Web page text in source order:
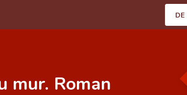
DE
mur. Roman